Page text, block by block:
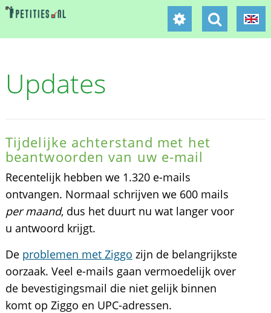
Updates
Tijdelijke achterstand met het
beantwoorden van uw e-mail
Recentelijk hebben we 1.320 e-mails
ontvangen. Normaal schrijven we 600 mails
per maand, dus het duurt nu wat langer voor
u antwoord krijgt.
De problemen met Ziggo zijn de belangrijkste
oorzaak. Veel e-mails gaan vermoedelijk over
de bevestigingsmail die niet gelijk binnen
komt op Ziggo en UPC-adressen.